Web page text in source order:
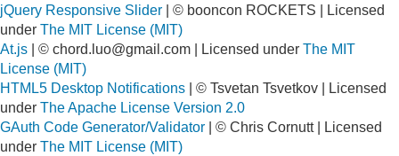
jQuery Responsive Slider | © booncon ROCKETS | Licensed
under The MIT License (MIT)
At.js | © chord.luo@gmail.com | Licensed under The MIT
License (MIT)
HTML5 Desktop Notifications | © Tsvetan Tsvetkov | Licensed
under The Apache License Version 2.0
GAuth Code Generator/Validator | © Chris Cornutt | Licensed
under The MIT License (MIT)